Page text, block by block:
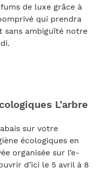
de luxe grâce à
qui prendra
sans ambiguïté notre
L’arbre
sur votre
écologiques en
organisée sur l’e-
d’ici le 5 avril à 8